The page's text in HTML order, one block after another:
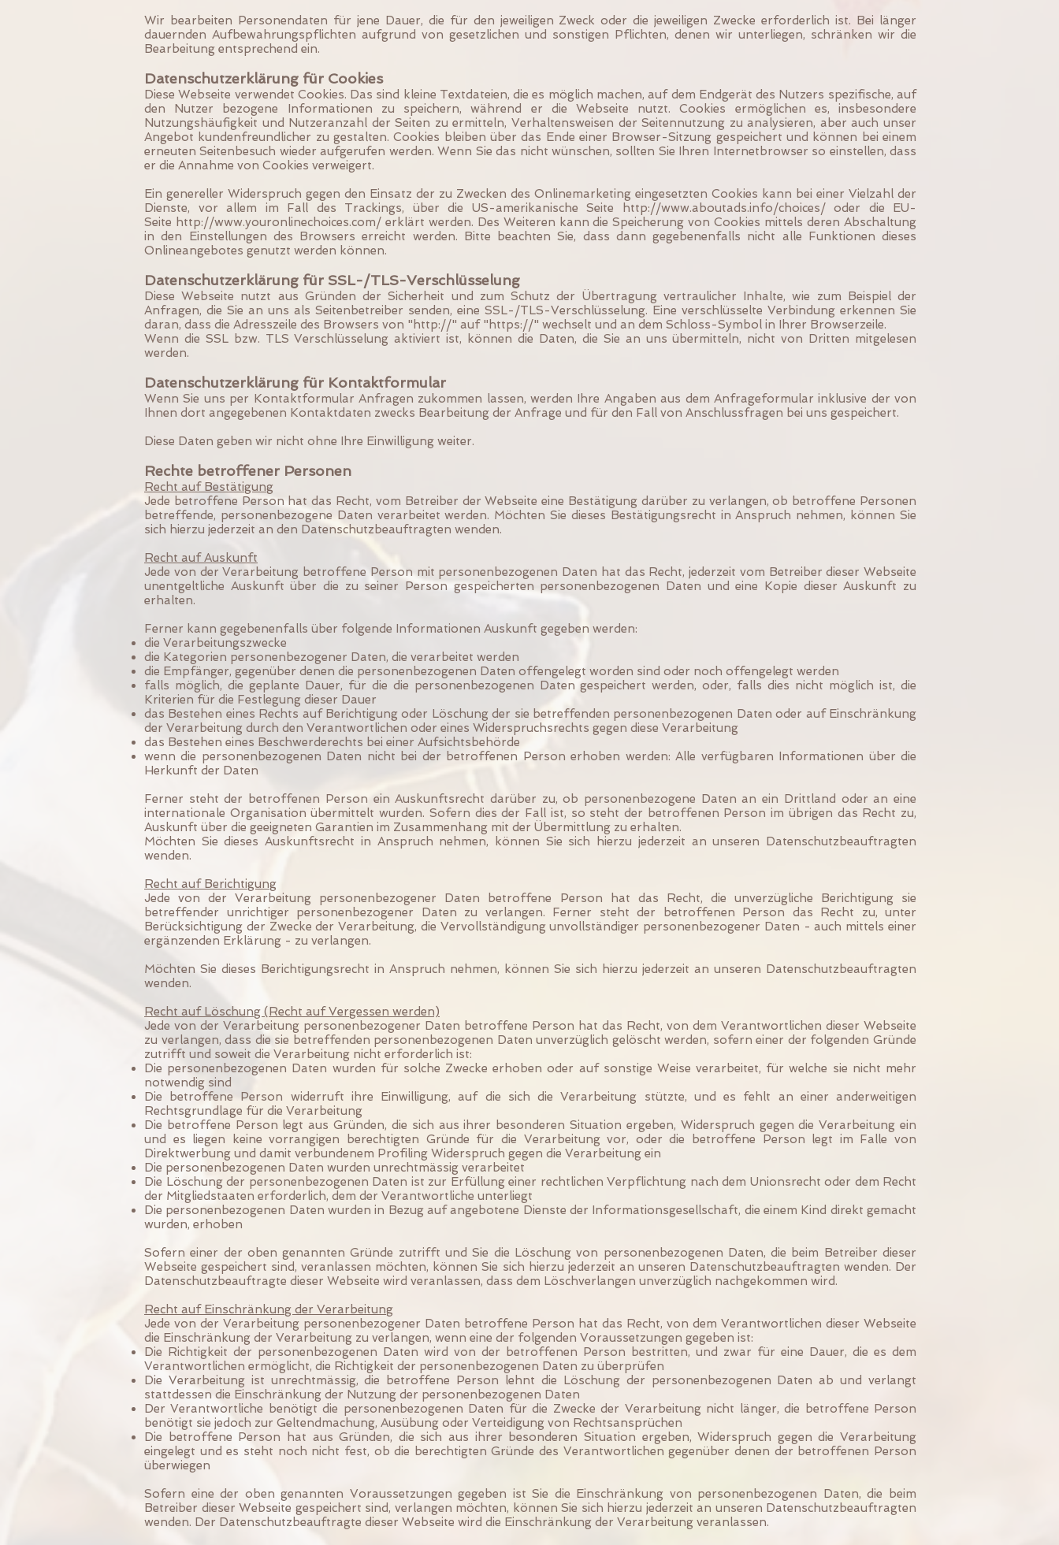
Wir bearbeiten Personendaten für jene Dauer, die für den jeweiligen Zweck oder die jeweiligen Zwecke erforderlich ist. Bei länger
dauernden Aufbewahrungspflichten aufgrund von gesetzlichen und sonstigen Pflichten, denen wir unterliegen, schränken wir die
Bearbeitung entsprechend ein.
Datenschutzerklärung für Cookies
Diese Webseite verwendet Cookies. Das sind kleine Textdateien, die es möglich machen, auf dem Endgerät des Nutzers spezifische, auf
den Nutzer bezogene Informationen zu speichern, während er die Webseite nutzt. Cookies ermöglichen es, insbesondere
Nutzungshäufigkeit und Nutzeranzahl der Seiten zu ermitteln, Verhaltensweisen der Seitennutzung zu analysieren, aber auch unser
Angebot kundenfreundlicher zu gestalten. Cookies bleiben über das Ende einer Browser-Sitzung gespeichert und können bei einem
erneuten Seitenbesuch wieder aufgerufen werden. Wenn Sie das nicht wünschen, sollten Sie Ihren Internetbrowser so einstellen, dass
er die Annahme von Cookies verweigert.
Ein genereller Widerspruch gegen den Einsatz der zu Zwecken des Onlinemarketing eingesetzten Cookies kann bei einer Vielzahl der
Dienste, vor allem im Fall des Trackings, über die US-amerikanische Seite
http://www.aboutads.info/choices/ oder die EU-
Seite http://www.youronlinechoices.com/ erklärt werden. Des Weiteren kann die Speicherung von Cookies mittels deren Abschaltung
in den Einstellungen des Browsers erreicht werden. Bitte beachten Sie, dass dann gegebenenfalls nicht alle Funktionen dieses
Onlineangebotes genutzt werden können.
Datenschutzerklärung für SSL-/TLS-Verschlüsselung
Diese Webseite nutzt aus Gründen der Sicherheit und zum Schutz der Übertragung vertraulicher Inhalte, wie zum Beispiel der
Anfragen, die Sie an uns als Seitenbetreiber senden, eine SSL-/TLS-Verschlüsselung. Eine verschlüsselte Verbindung erkennen Sie
daran, dass die Adresszeile des Browsers von "http://" auf "https://" wechselt und an dem Schloss-Symbol in Ihrer Browserzeile.
Wenn die SSL bzw. TLS Verschlüsselung aktiviert ist, können die Daten, die Sie an uns übermitteln, nicht von Dritten mitgelesen
werden.
Datenschutzerklärung für Kontaktformular
Wenn Sie uns per Kontaktformular Anfragen zukommen lassen, werden Ihre Angaben aus dem Anfrageformular inklusive der von
Ihnen dort angegebenen Kontaktdaten zwecks Bearbeitung der Anfrage und für den Fall von Anschlussfragen bei uns gespeichert.
Diese Daten geben wir nicht ohne Ihre Einwilligung weiter.
Rechte betroffener Personen
Recht auf Bestätigung
Jede betroffene Person hat das Recht, vom Betreiber der Webseite eine Bestätigung darüber zu verlangen, ob betroffene Personen
betreffende, personenbezogene Daten verarbeitet werden. Möchten Sie dieses Bestätigungsrecht in Anspruch nehmen, können Sie
sich hierzu jederzeit an den Datenschutzbeauftragten wenden.
Recht auf Auskunft
Jede von der Verarbeitung betroffene Person mit personenbezogenen Daten hat das Recht, jederzeit vom Betreiber dieser Webseite
unentgeltliche Auskunft über die zu seiner Person gespeicherten personenbezogenen Daten und eine Kopie dieser Auskunft zu
erhalten.
Ferner kann gegebenenfalls über folgende Informationen Auskunft gegeben werden:
die Verarbeitungszwecke
die Kategorien personenbezogener Daten, die verarbeitet werden
die Empfänger, gegenüber denen die personenbezogenen Daten offengelegt worden sind oder noch offengelegt werden
falls möglich, die geplante Dauer, für die die personenbezogenen Daten gespeichert werden, oder, falls dies nicht möglich ist, die
Kriterien für die Festlegung dieser Dauer
das Bestehen eines Rechts auf Berichtigung oder Löschung der sie betreffenden personenbezogenen Daten oder auf Einschränkung
der Verarbeitung durch den Verantwortlichen oder eines Widerspruchsrechts gegen diese Verarbeitung
das Bestehen eines Beschwerderechts bei einer Aufsichtsbehörde
wenn die personenbezogenen Daten nicht bei der betroffenen Person erhoben werden: Alle verfügbaren Informationen über die
Herkunft der Daten
Ferner steht der betroffenen Person ein Auskunftsrecht darüber zu, ob personenbezogene Daten an ein Drittland oder an eine
internationale Organisation übermittelt wurden. Sofern dies der Fall ist, so steht der betroffenen Person im übrigen das Recht zu,
Auskunft über die geeigneten Garantien im Zusammenhang mit der Übermittlung zu erhalten.
Möchten Sie dieses Auskunftsrecht in Anspruch nehmen, können Sie sich hierzu jederzeit an unseren Datenschutzbeauftragten
wenden.
Recht auf Berichtigung
Jede von der Verarbeitung personenbezogener Daten betroffene Person hat das Recht, die unverzügliche Berichtigung sie
betreffender unrichtiger personenbezogener Daten zu verlangen. Ferner steht der betroffenen Person das Recht zu, unter
Berücksichtigung der Zwecke der Verarbeitung, die Vervollständigung unvollständiger personenbezogener Daten - auch mittels einer
ergänzenden Erklärung - zu verlangen.
Möchten Sie dieses Berichtigungsrecht in Anspruch nehmen, können Sie sich hierzu jederzeit an unseren Datenschutzbeauftragten
wenden.
Recht auf Löschung (Recht auf Vergessen werden)
Jede von der Verarbeitung personenbezogener Daten betroffene Person hat das Recht, von dem Verantwortlichen dieser Webseite
zu verlangen, dass die sie betreffenden personenbezogenen Daten unverzüglich gelöscht werden, sofern einer der folgenden Gründe
zutrifft und soweit die Verarbeitung nicht erforderlich ist:
Die personenbezogenen Daten wurden für solche Zwecke erhoben oder auf sonstige Weise verarbeitet, für welche sie nicht mehr
notwendig sind
Die betroffene Person widerruft ihre Einwilligung, auf die sich die Verarbeitung stützte, und es fehlt an einer anderweitigen
Rechtsgrundlage für die Verarbeitung
Die betroffene Person legt aus Gründen, die sich aus ihrer besonderen Situation ergeben, Widerspruch gegen die Verarbeitung ein
und es liegen keine vorrangigen berechtigten Gründe für die Verarbeitung vor, oder die betroffene Person legt im Falle von
Direktwerbung und damit verbundenem Profiling Widerspruch gegen die Verarbeitung ein
Die personenbezogenen Daten wurden unrechtmässig verarbeitet
Die Löschung der personenbezogenen Daten ist zur Erfüllung einer rechtlichen Verpflichtung nach dem Unionsrecht oder dem Recht
der Mitgliedstaaten erforderlich, dem der Verantwortliche unterliegt
Die personenbezogenen Daten wurden in Bezug auf angebotene Dienste der Informationsgesellschaft, die einem Kind direkt gemacht
wurden, erhoben
Sofern einer der oben genannten Gründe zutrifft und Sie die Löschung von personenbezogenen Daten, die beim Betreiber dieser
Webseite gespeichert sind, veranlassen möchten, können Sie sich hierzu jederzeit an unseren Datenschutzbeauftragten wenden. Der
Datenschutzbeauftragte dieser Webseite wird veranlassen, dass dem Löschverlangen unverzüglich nachgekommen wird.
Recht auf Einschränkung der Verarbeitung
Jede von der Verarbeitung personenbezogener Daten betroffene Person hat das Recht, von dem Verantwortlichen dieser Webseite
die Einschränkung der Verarbeitung zu verlangen, wenn eine der folgenden Voraussetzungen gegeben ist:
Die Richtigkeit der personenbezogenen Daten wird von der betroffenen Person bestritten, und zwar für eine Dauer, die es dem
Verantwortlichen ermöglicht, die Richtigkeit der personenbezogenen Daten zu überprüfen
Die Verarbeitung ist unrechtmässig, die betroffene Person lehnt die Löschung der personenbezogenen Daten ab und verlangt
stattdessen die Einschränkung der Nutzung der personenbezogenen Daten
Der Verantwortliche benötigt die personenbezogenen Daten für die Zwecke der Verarbeitung nicht länger, die betroffene Person
benötigt sie jedoch zur Geltendmachung, Ausübung oder Verteidigung von Rechtsansprüchen
Die betroffene Person hat aus Gründen, die sich aus ihrer besonderen Situation ergeben, Widerspruch gegen die Verarbeitung
eingelegt und es steht noch nicht fest, ob die berechtigten Gründe des Verantwortlichen gegenüber denen der betroffenen Person
überwiegen
Sofern eine der oben genannten Voraussetzungen gegeben ist Sie die Einschränkung von personenbezogenen Daten, die beim
Betreiber dieser Webseite gespeichert sind, verlangen möchten, können Sie sich hierzu jederzeit an unseren Datenschutzbeauftragten
wenden. Der Datenschutzbeauftragte dieser Webseite wird die Einschränkung der Verarbeitung veranlassen.